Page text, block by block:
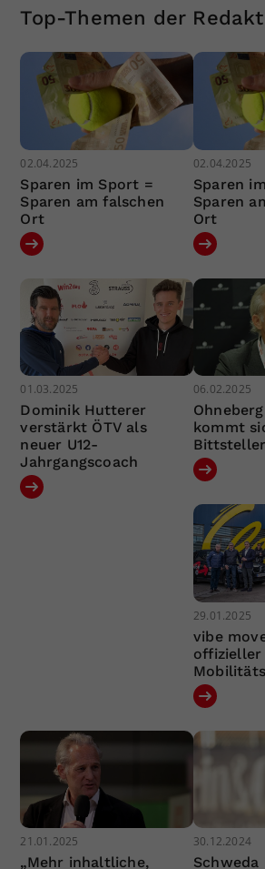
Top-Themen der
02.04.2025
Sparen im Sport =
Sparen am falschen
Ort
02.04.2025
Sparen
Sparen
Ort
01.03.2025
Dominik Hutterer
verstärkt ÖTV als
neuer U12-
Jahrgangscoach
06.02.2025
kommt
29.01.2025
vibe
offizieller
21.01.2025
„Mehr inhaltliche,
30.12.2024
Schweda